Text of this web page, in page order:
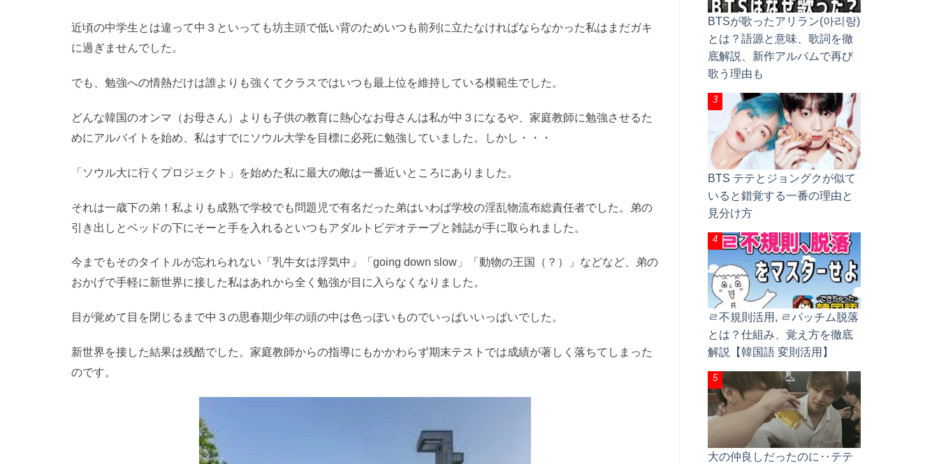
近頃の中学生とは違って中３といっても坊主頭で低い背のためいつも前列に立たなければならなかった私はまだガキ
に過ぎませんでした。
でも、勉強への情熱だけは誰よりも強くてクラスではいつも最上位を維持している模範生でした。
どんな韓国のオンマ（お母さん）よりも子供の教育に熱心なお母さんは私が中３になるや、家庭教師に勉強させるた
めにアルバイトを始め、私はすでにソウル大学を目標に必死に勉強していました。しかし・・・
「ソウル大に行くプロジェクト」を始めた私に最大の敵は一番近いところにありました。
それは一歳下の弟！私よりも成熟で学校でも問題児で有名だった弟はいわば学校の淫乱物流布総責任者でした。弟の
引き出しとベッドの下にそーと手を入れるといつもアダルトビデオテープと雑誌が手に取られました。
今までもそのタイトルが忘れられない「乳牛女は浮気中」「going down slow」「動物の王国（？）」などなど、弟の
おかげで手軽に新世界に接した私はあれから全く勉強が目に入らなくなりました。
目が覚めて目を閉じるまで中３の思春期少年の頭の中は色っぽいものでいっぱいいっぱいでした。
新世界を接した結果は残酷でした。家庭教師からの指導にもかかわらず期末テストでは成績が著しく落ちてしまった
のです。
BTSが歌ったアリラン(아리랑)
とは？語源と意味、歌詞を徹
底解説、新作アルバムで再び
歌う理由も
BTS テテとジョングクが似て
いると錯覚する一番の理由と
見分け方
ㄹ不規則活用, ㄹパッチム脱落
とは？仕組み、覚え方を徹底
解説【韓国語 変則活用】
大の仲良しだったのに‥テテ